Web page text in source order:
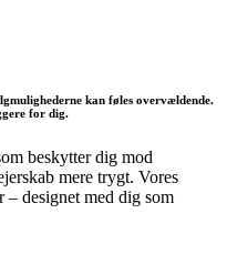
kan føles overvældende.
for dig.
beskytter dig mod
mere trygt. Vores
designet med dig som